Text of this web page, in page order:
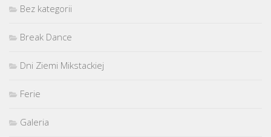
Bez kategorii
Break Dance
Dni Ziemi Mikstackiej
Ferie
Galeria